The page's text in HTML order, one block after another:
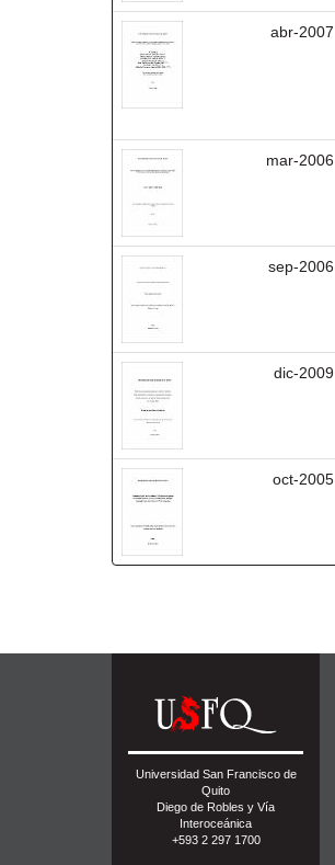
abr-2007
mar-2006
sep-2006
dic-2009
oct-2005
Universidad San Francisco de
Quito
Diego de Robles y Vía
Interoceánica
+593 2 297 1700